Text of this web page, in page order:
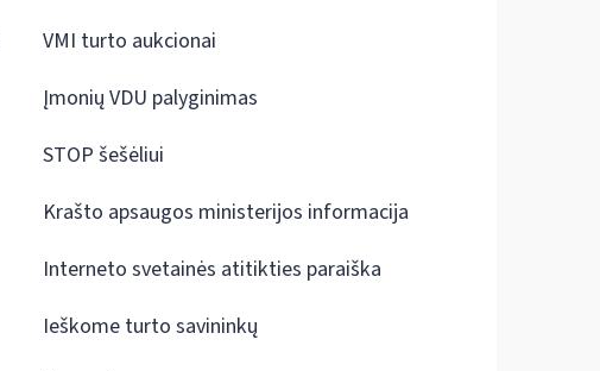
VMI turto aukcionai
Įmonių VDU palyginimas
STOP šešėliui
Krašto apsaugos ministerijos informacija
Interneto svetainės atitikties paraiška
Ieškome turto savininkų